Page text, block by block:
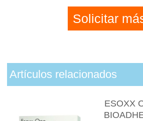
Solicitar
Artículos relacionados
ESOXX